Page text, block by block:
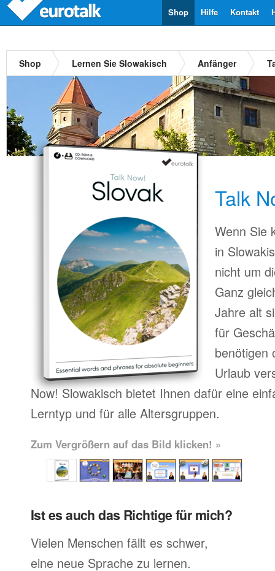
Kontakt
Hilfe
Shop
Shop Lernen Sie Slowakisch Anfänger
Talk
Wenn Sie
in
nicht um
Ganz
Jahre alt
für
benötigen
Urlaub
Now! Slowakisch bietet Ihnen dafür eine
Lerntyp und für alle Altersgruppen.
Zum Vergrößern auf das Bild klicken! »
Ist es auch das Richtige für mich?
Vielen Menschen fällt es schwer,
eine neue Sprache zu lernen.